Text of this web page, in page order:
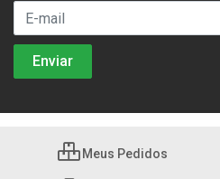
Meus Pedidos